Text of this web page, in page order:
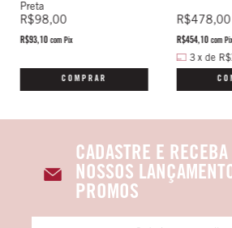
Preta
R$98,00
R$93,10com Pix
COMPRAR
R$478,00
R$454,10com
3 xde
CADASTRE E
NOSSOS
PROMOS